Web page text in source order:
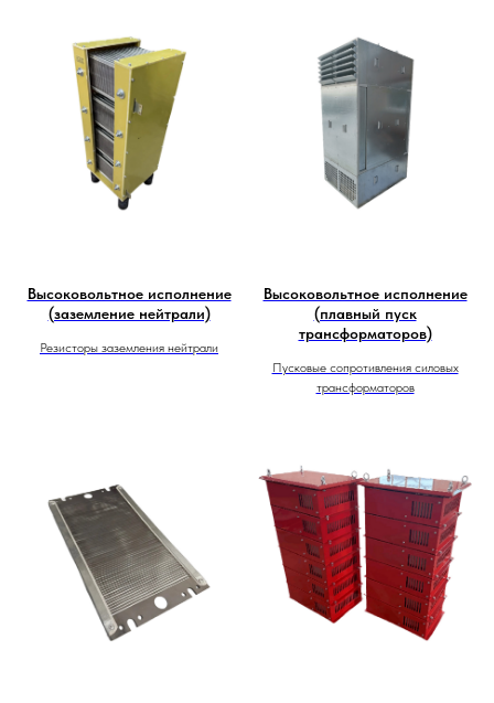
Высоковольтное исполнение
(заземление нейтрали)
Резисторы заземления нейтрали
Высоковольтное исполнение
(плавный пуск
трансформаторов)
Пусковые сопротивления силовых
трансформаторов